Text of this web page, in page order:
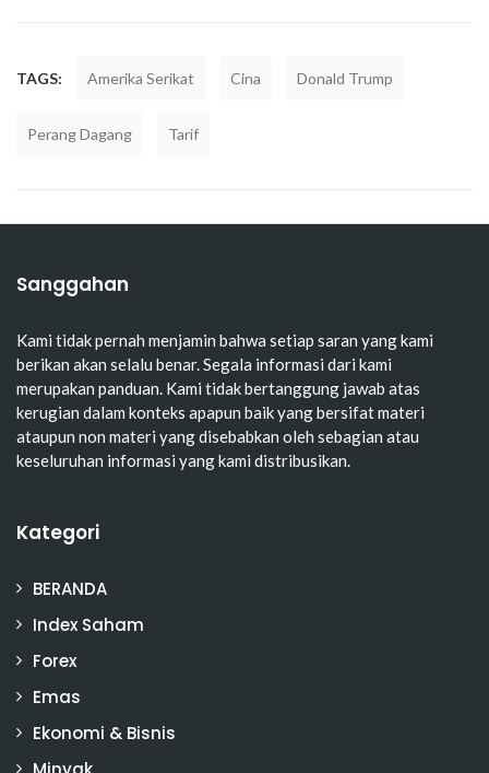
TAGS: Amerika Serikat Cina Donald Trump
Perang Dagang Tarif
Sanggahan
Kami tidak pernah menjamin bahwa setiap saran yang kami
berikan akan selalu benar. Segala informasi dari kami
merupakan panduan. Kami tidak bertanggung jawab atas
kerugian dalam konteks apapun baik yang bersifat materi
ataupun non materi yang disebabkan oleh sebagian atau
keseluruhan informasi yang kami distribusikan.
Kategori
BERANDA
Index Saham
Forex
Emas
Ekonomi & Bisnis